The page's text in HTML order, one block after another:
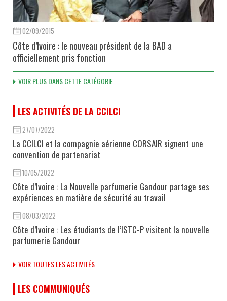
02/09/2015
Côte d’Ivoire : le nouveau président de la BAD a
officiellement pris fonction
VOIR PLUS DANS CETTE CATÉGORIE
LES ACTIVITÉS DE LA CCILCI
27/07/2022
La CCILCI et la compagnie aérienne CORSAIR signent une
convention de partenariat
10/05/2022
Côte d’Ivoire : La Nouvelle parfumerie Gandour partage ses
expériences en matière de sécurité au travail
08/03/2022
Côte d’Ivoire : Les étudiants de l’ISTC-P visitent la nouvelle
parfumerie Gandour
VOIR TOUTES LES ACTIVITÉS
LES COMMUNIQUÉS